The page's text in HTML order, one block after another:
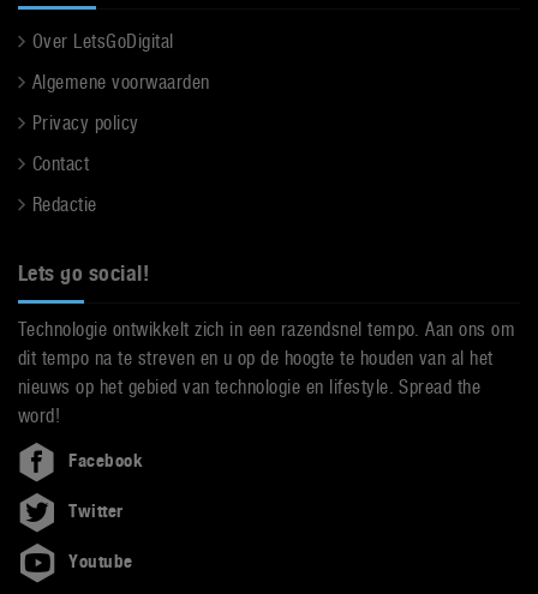
Over LetsGoDigital
Algemene voorwaarden
Privacy policy
Contact
Redactie
Lets go social!
Technologie ontwikkelt zich in een razendsnel tempo. Aan ons om
dit tempo na te streven en u op de hoogte te houden van al het
nieuws op het gebied van technologie en lifestyle. Spread the
word!
Facebook
Twitter
Youtube